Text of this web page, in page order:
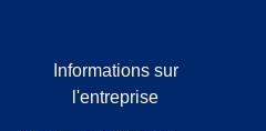
Informations sur
l'entreprise